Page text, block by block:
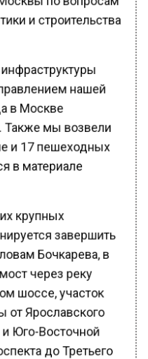
и строительства
нашей
в Москве
Также мы возвели
и 17 пешеходных
в материале
крупных
завершить
Бочкарева, в
через реку
шоссе, участок
от Ярославского
Юго-Восточной
до Третьего